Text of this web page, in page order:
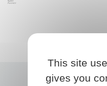
This site
gives you